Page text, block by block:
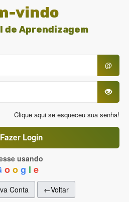
vindo
de Aprendizagem
@
Clique aqui se esqueceu sua senha!
Fazer Login
usando
o o g l e
Conta ←Voltar